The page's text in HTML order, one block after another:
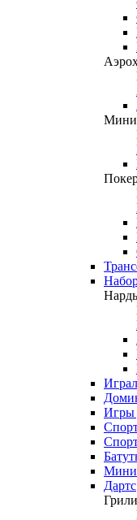
Игры
Мини
Дартс
Грили